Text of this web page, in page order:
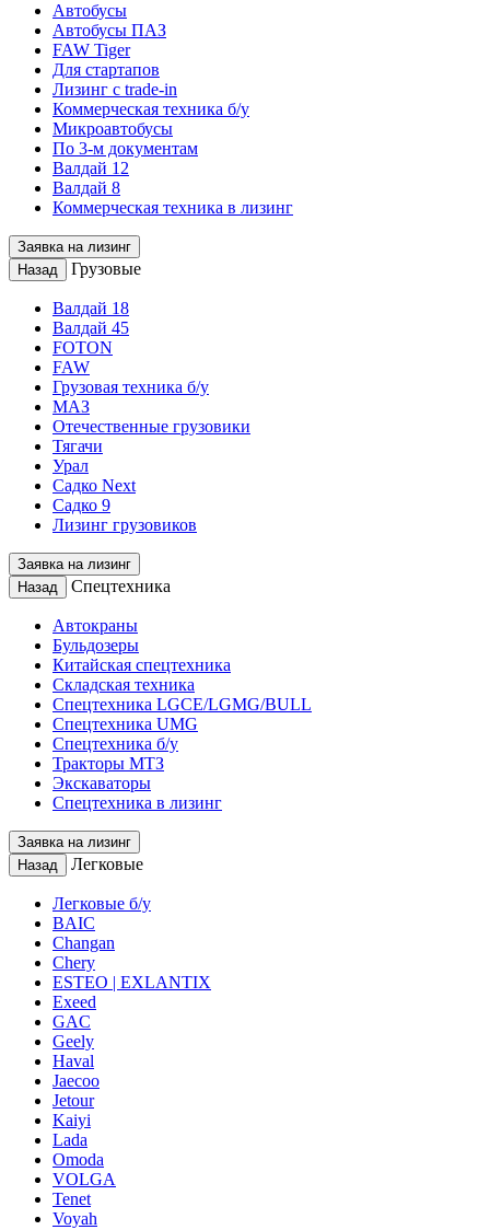
Автобусы
Автобусы ПАЗ
FAW Tiger
Для стартапов
Лизинг с trade-in
Коммерческая техника б/у
Микроавтобусы
По 3-м документам
Валдай 12
Валдай 8
Коммерческая техника в лизинг
Заявка на лизинг
Назад
Грузовые
Валдай 18
Валдай 45
FOTON
FAW
Грузовая техника б/у
МАЗ
Отечественные грузовики
Тягачи
Урал
Садко Next
Садко 9
Лизинг грузовиков
Заявка на лизинг
Назад
Спецтехника
Автокраны
Бульдозеры
Китайская спецтехника
Складская техника
Спецтехника LGCE/LGMG/BULL
Спецтехника UMG
Спецтехника б/у
Тракторы МТЗ
Экскаваторы
Спецтехника в лизинг
Заявка на лизинг
Назад
Легковые
Легковые б/у
BAIC
Changan
Chery
ESTEO | EXLANTIX
Exeed
GAC
Geely
Haval
Jaecoo
Jetour
Kaiyi
Lada
Omoda
VOLGA
Tenet
Voyah